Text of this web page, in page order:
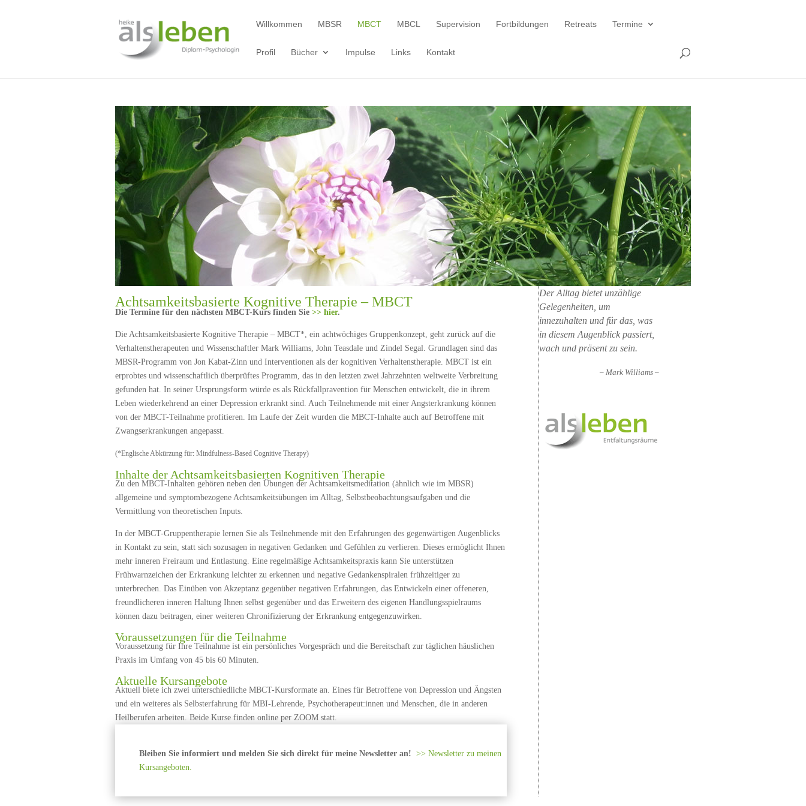
Willkommen MBSR MBCT MBCL Supervision Fortbildungen Retreats Termine
Profil Bücher Impulse Links Kontakt
Achtsamkeitsbasierte Kognitive Therapie – MBCT
Die Termine für den nächsten MBCT-Kurs finden Sie >> hier.
Die Achtsamkeitsbasierte Kognitive Therapie – MBCT*, ein achtwöchiges Gruppenkonzept, geht zurück auf die
Verhaltenstherapeuten und Wissenschaftler Mark Williams, John Teasdale und Zindel Segal. Grundlagen sind das
MBSR-Programm von Jon Kabat-Zinn und Interventionen als der kognitiven Verhaltenstherapie. MBCT ist ein
erprobtes und wissenschaftlich überprüftes Programm, das in den letzten zwei Jahrzehnten weltweite Verbreitung
gefunden hat. In seiner Ursprungsform würde es als Rückfallpravention für Menschen entwickelt, die in ihrem
Leben wiederkehrend an einer Depression erkrankt sind. Auch Teilnehmende mit einer Angsterkrankung können
von der MBCT-Teilnahme profitieren. Im Laufe der Zeit wurden die MBCT-Inhalte auch auf Betroffene mit
Zwangserkrankungen angepasst.
(*Englische Abkürzung für: Mindfulness-Based Cognitive Therapy)
Inhalte der Achtsamkeitsbasierten Kognitiven Therapie
Zu den MBCT-Inhalten gehören neben den Übungen der Achtsamkeitsmeditation (ähnlich wie im MBSR)
allgemeine und symptombezogene Achtsamkeitsübungen im Alltag, Selbstbeobachtungsaufgaben und die
Vermittlung von theoretischen Inputs.
In der MBCT-Gruppentherapie lernen Sie als Teilnehmende mit den Erfahrungen des gegenwärtigen Augenblicks
in Kontakt zu sein, statt sich sozusagen in negativen Gedanken und Gefühlen zu verlieren. Dieses ermöglicht Ihnen
mehr inneren Freiraum und Entlastung. Eine regelmäßige Achtsamkeitspraxis kann Sie unterstützen
Frühwarnzeichen der Erkrankung leichter zu erkennen und negative Gedankenspiralen frühzeitiger zu
unterbrechen. Das Einüben von Akzeptanz gegenüber negativen Erfahrungen, das Entwickeln einer offeneren,
freundlicheren inneren Haltung Ihnen selbst gegenüber und das Erweitern des eigenen Handlungsspielraums
können dazu beitragen, einer weiteren Chronifizierung der Erkrankung entgegenzuwirken.
Voraussetzungen für die Teilnahme
Voraussetzung für Ihre Teilnahme ist ein persönliches Vorgespräch und die Bereitschaft zur täglichen häuslichen
Praxis im Umfang von 45 bis 60 Minuten.
Aktuelle Kursangebote
Aktuell biete ich zwei unterschiedliche MBCT-Kursformate an. Eines für Betroffene von Depression und Ängsten
und ein weiteres als Selbsterfahrung für MBI-Lehrende, Psychotherapeut:innen und Menschen, die in anderen
Heilberufen arbeiten. Beide Kurse finden online per ZOOM statt.
Bleiben Sie informiert und melden Sie sich direkt für meine Newsletter an! >> Newsletter zu meinen
Kursangeboten.
Der Alltag bietet unzählige
Gelegenheiten, um
innezuhalten und für das, was
in diesem Augenblick passiert,
wach und präsent zu sein.
– Mark Williams –